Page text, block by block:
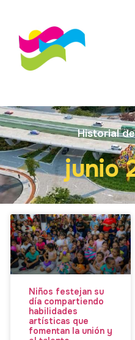
Historial
junio
Niños festejan su
día compartiendo
habilidades
artísticas que
fomentan la unión y